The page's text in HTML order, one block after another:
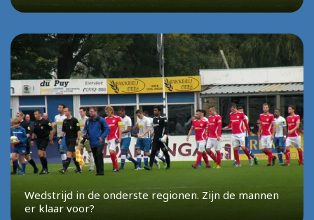
Wedstrijd in de onderste regionen. Zijn de mannen
er klaar voor?